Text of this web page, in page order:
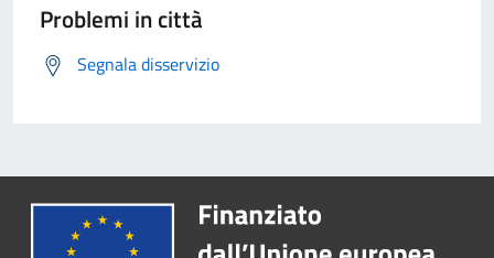
Problemi in città
Segnala disservizio